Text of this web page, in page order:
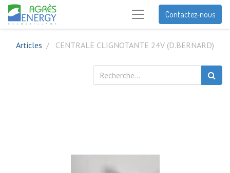
Contactez-nous
Articles CENTRALE CLIGNOTANTE 24V (D.BERNARD)